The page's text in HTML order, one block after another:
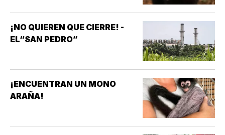
¡NO QUIEREN QUE CIERRE! -
EL“SAN PEDRO”
¡ENCUENTRAN UN MONO
ARAÑA!